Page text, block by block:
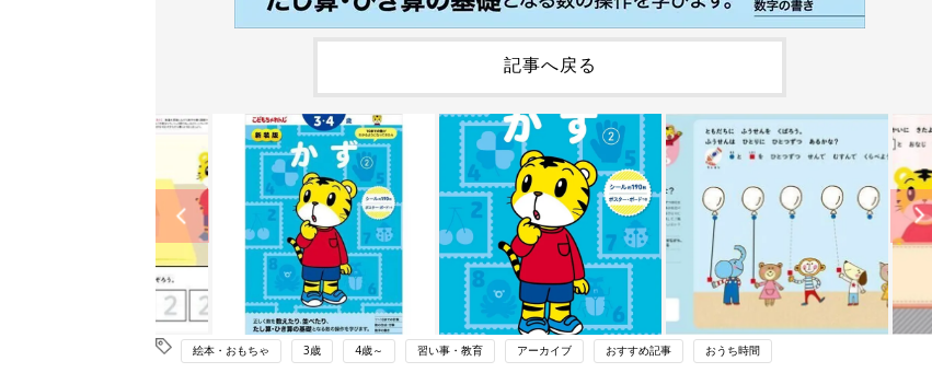
記事へ戻る
絵本・おもちゃ 3歳 4歳～ 習い事・教育 アーカイブ おすすめ記事 おうち時間